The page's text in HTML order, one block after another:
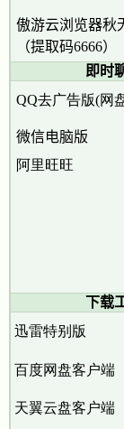
傲游云浏览器秋
（提取码6666）
即时
QQ去广告版(网
微信电脑版
阿里旺旺
下载
迅雷特别版
百度网盘客户端
天翼云盘客户端